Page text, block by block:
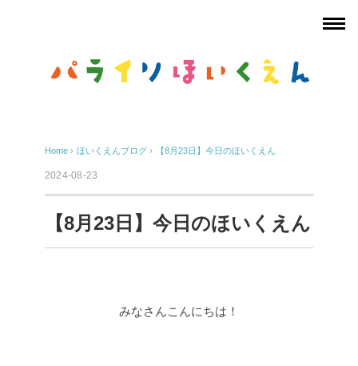
Home › ほいくえんブログ › 【8月23日】今日のほいくえん
2024-08-23
【8月23日】今日のほいくえん
みなさんこんにちは！